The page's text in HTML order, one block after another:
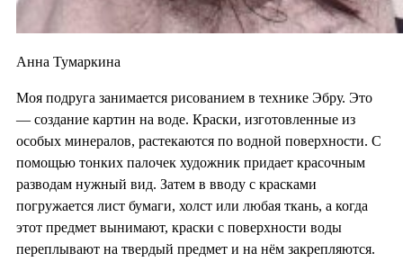
Анна Тумаркина
Моя подруга занимается рисованием в технике Эбру. Это
— создание картин на воде. Краски, изготовленные из
особых минералов, растекаются по водной поверхности. С
помощью тонких палочек художник придает красочным
разводам нужный вид. Затем в вводу с красками
погружается лист бумаги, холст или любая ткань, а когда
этот предмет вынимают, краски с поверхности воды
переплывают на твердый предмет и на нём закрепляются.